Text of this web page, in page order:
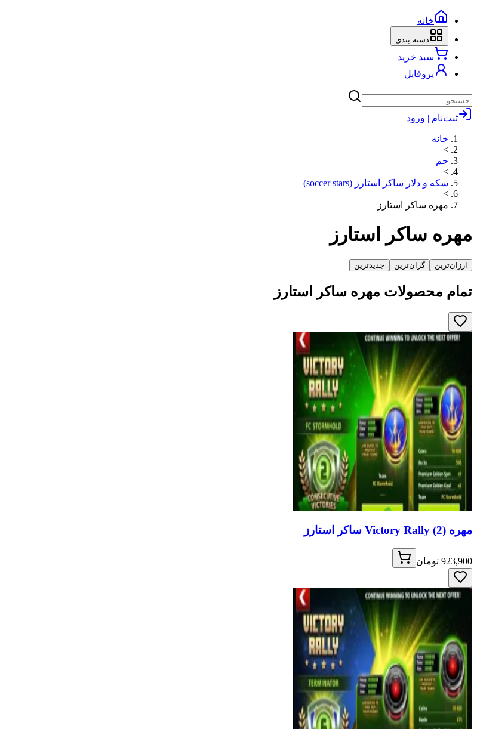
خانه
دسته بندی
سبد خرید
پروفایل
ثبت‌نام | ورود
خانه
>
جم
>
سکه و دلار ساکر استارز (soccer stars)
>
مهره ساکر استارز
مهره ساکر استارز
ارزان‌ترین گران‌ترین جدیدترین
تمام محصولات مهره ساکر استارز
مهره Victory Rally (2) ساکر استارز
923,900 تومان